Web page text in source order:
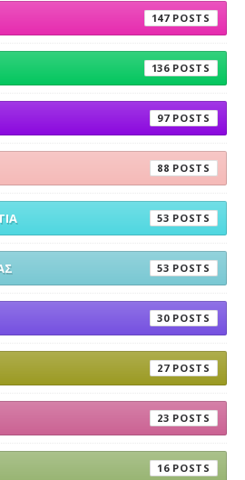
147
136
97
88
53
53
30
27
23
16